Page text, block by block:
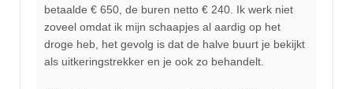
betaalde € 650, de buren netto € 240. Ik werk niet
zoveel omdat ik mijn schaapjes al aardig op het
droge heb, het gevolg is dat de halve buurt je bekijkt
als uitkeringstrekker en je ook zo behandelt.